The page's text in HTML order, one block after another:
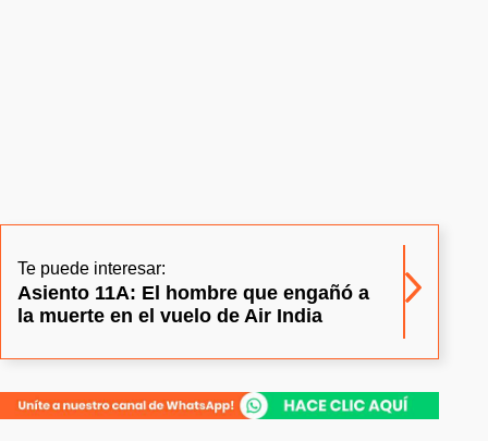
Te puede interesar:
Asiento 11A: El hombre que engañó a
la muerte en el vuelo de Air India